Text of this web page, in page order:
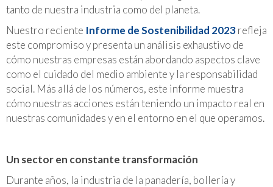
tanto de nuestra industria como del planeta.
Nuestro reciente Informe de Sostenibilidad 2023refleja
este compromiso y presenta un análisis exhaustivo de
cómo nuestras empresas están abordando aspectos clave
como el cuidado del medio ambiente y la responsabilidad
social. Más allá de los números, este informe muestra
cómo nuestras acciones están teniendo un impacto real en
nuestras comunidades y en el entorno en el que operamos.
Un sector en constante transformación
Durante años, la industria de la panadería, bollería y